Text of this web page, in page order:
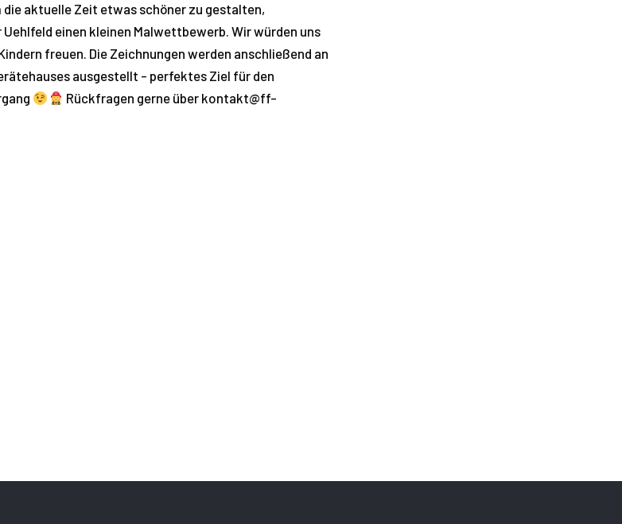
die aktuelle Zeit etwas schöner zu gestalten,
einen kleinen Malwettbewerb. Wir würden uns
freuen. Die Zeichnungen werden anschließend an
ausgestellt - perfektes Ziel für den
Rückfragen gerne über kontakt@ff-